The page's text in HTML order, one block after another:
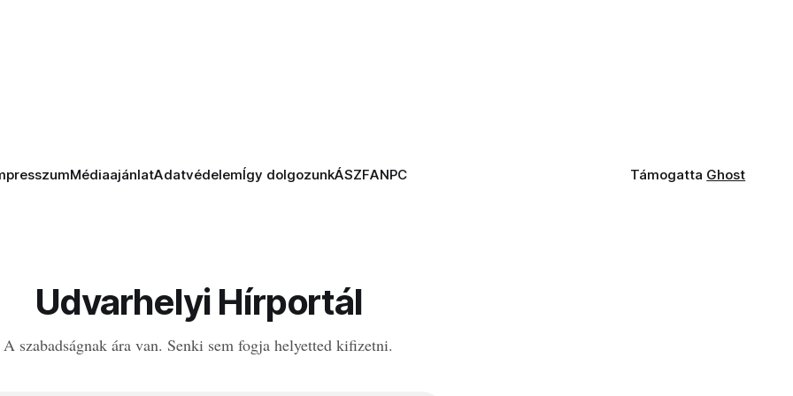
MédiaajánlatAdatvédelemÍgy dolgozunkÁSZFANPC Támogatta Ghost
Udvarhelyi Hírportál
A szabadságnak ára van. Senki sem fogja helyetted kifizetni.